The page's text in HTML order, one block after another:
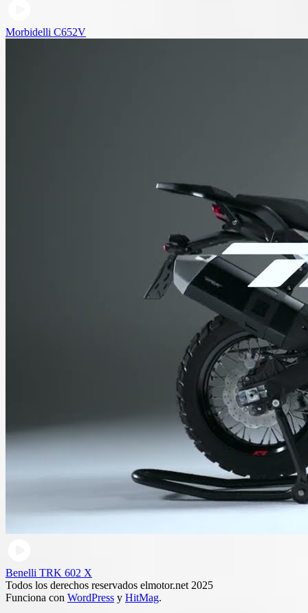
Morbidelli C652V
Benelli TRK 602 X
Todos los derechos reservados elmotor.net 2025
Funciona con WordPress y HitMag.